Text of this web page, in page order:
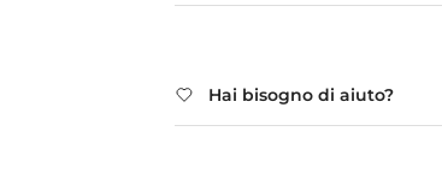
Hai bisogno di aiuto?